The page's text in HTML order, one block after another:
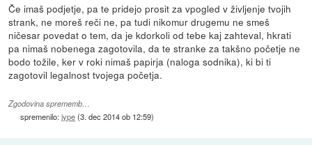
Če imaš podjetje, pa te pridejo prosit za vpogled v življenje tvojih
strank, ne moreš reči ne, pa tudi nikomur drugemu ne smeš
ničesar povedat o tem, da je kdorkoli od tebe kaj zahteval, hkrati
pa nimaš nobenega zagotovila, da te stranke za takšno početje ne
bodo tožile, ker v roki nimaš papirja (naloga sodnika), ki bi ti
zagotovil legalnost tvojega početja.
Zgodovina sprememb…
spremenilo:jype(3. dec 2014 ob 12:59)